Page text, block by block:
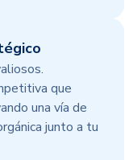
que
una vía de
junto a tu